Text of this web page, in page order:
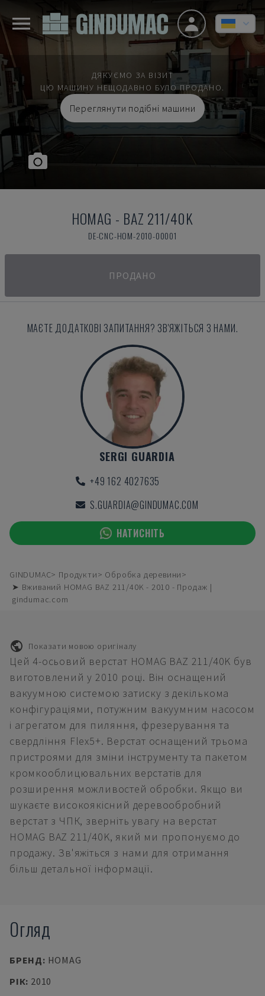
ДЯКУЄМО ЗА ВІЗИТ
ЦЮ МАШИНУ НЕЩОДАВНО БУЛО ПРОДАНО.
Переглянути подібні машини
HOMAG - BAZ 211/40K
DE-CNC-HOM-2010-00001
ПРОДАНО
МАЄТЕ ДОДАТКОВІ ЗАПИТАННЯ? ЗВ'ЯЖІТЬСЯ З НАМИ.
SERGI GUARDIA
+49 162 4027635
S.GUARDIA@GINDUMAC.COM
НАТИСНІТЬ
GINDUMAC Продукти
Обробка деревини
➤ Вживаний HOMAG BAZ 211/40K - 2010 - Продаж |
gindumac.com
Показати мовою оригіналу
Цей 4-осьовий верстат HOMAG BAZ 211/40K був
виготовлений у 2010 році. Він оснащений
вакуумною системою затиску з декількома
конфігураціями, потужним вакуумним насосом
і агрегатом для пиляння, фрезерування та
свердління Flex5+. Верстат оснащений трьома
пристроями для зміни інструменту та пакетом
кромкооблицювальних верстатів для
розширення можливостей обробки. Якщо ви
шукаєте високоякісний деревообробний
верстат з ЧПК, зверніть увагу на верстат
HOMAG BAZ 211/40K, який ми пропонуємо до
продажу. Зв'яжіться з нами для отримання
більш детальної інформації.
Огляд
БРЕНД: HOMAG
РІК: 2010